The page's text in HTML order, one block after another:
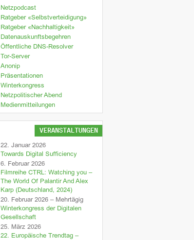
Netzpodcast
Ratgeber «Selbstverteidigung»
Ratgeber «Nachhaltigkeit»
Datenauskunftsbegehren
Öffentliche DNS-Resolver
Tor-Server
Anonip
Präsentationen
Winterkongress
Netzpolitischer Abend
Medienmitteilungen
VERANSTALTUNGEN
22. Januar 2026
Towards Digital Sufficiency
6. Februar 2026
Filmreihe CTRL: Watching you –
The World Of Palantir And Alex
Karp (Deutschland, 2024)
20. Februar 2026 – Mehrtägig
Winterkongress der Digitalen
Gesellschaft
25. März 2026
22. Europäische Trendtag –